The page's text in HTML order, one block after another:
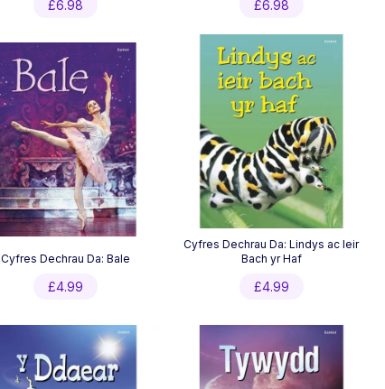
£6.98 £6.98
Cyfres Dechrau Da: Bale
£4.99
Cyfres Dechrau Da: Lindys ac Ieir
Bach yr Haf
£4.99